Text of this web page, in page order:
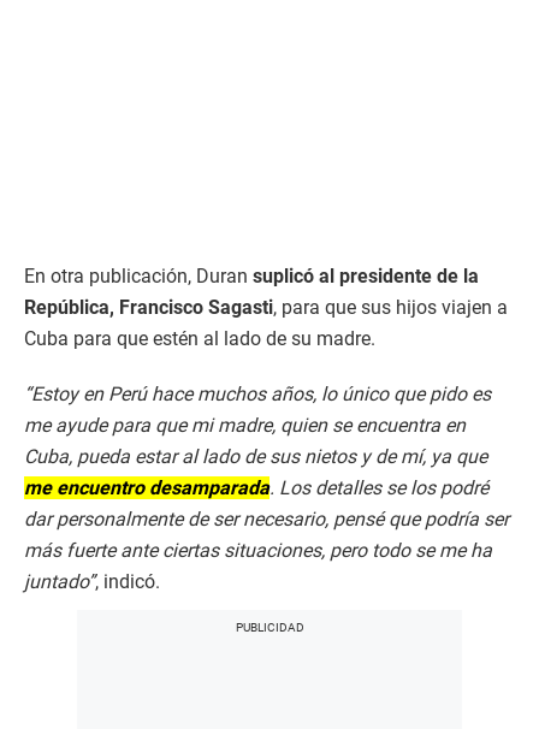
En otra publicación, Duran suplicó al presidente de la
República, Francisco Sagasti, para que sus hijos viajen a
Cuba para que estén al lado de su madre.
“Estoy en Perú hace muchos años, lo único que pido es
me ayude para que mi madre, quien se encuentra en
Cuba, pueda estar al lado de sus nietos y de mí, ya que
me encuentro desamparada. Los detalles se los podré
dar personalmente de ser necesario, pensé que podría ser
más fuerte ante ciertas situaciones, pero todo se me ha
juntado”, indicó.